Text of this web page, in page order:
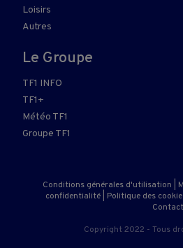
Loisirs
Autres
Le Groupe
TF1 INFO
TF1+
Météo TF1
Groupe TF1
Conditions générales d'utilisation
confidentialité
Politique des
Contact
Copyright 2022 - Tous